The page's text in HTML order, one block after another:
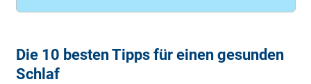
Die 10 besten Tipps für einen gesunden
Schlaf